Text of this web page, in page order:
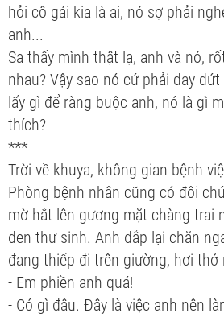
hỏi cô gái kia là ai, nó sợ phải
anh...
Sa thấy mình thật lạ, anh và nó,
nhau? Vậy sao nó cứ phải day
lấy gì để ràng buộc anh, nó là gì
thích?
***
Trời về khuya, không gian bệnh
Phòng bệnh nhân cũng có đôi
mờ hắt lên gương mặt chàng trai
đen thư sinh. Anh đắp lại chăn
đang thiếp đi trên giường, hơi thở
- Em phiền anh quá!
- Có gì đâu. Đây là việc anh nên